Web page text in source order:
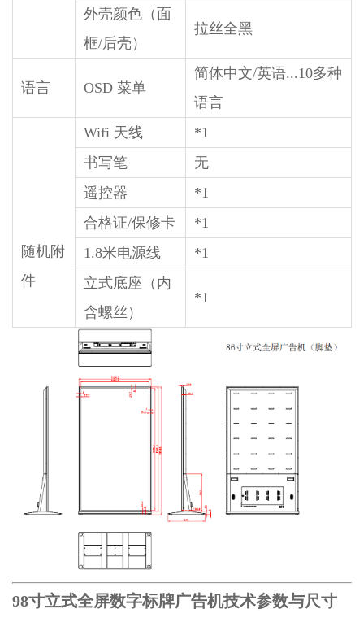
外壳颜色（面
框/后壳）
拉丝全黑
语言 OSD 菜单
简体中文/英语...10多种
语言
随机附
件
Wifi 天线
*1
书写笔
无
遥控器
*1
合格证/保修卡
*1
1.8米电源线
*1
立式底座（内
含螺丝）
*1
98寸立式全屏数字标牌广告机技术参数与尺寸